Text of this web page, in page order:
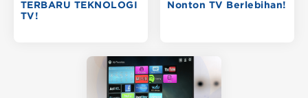
TERBARU TEKNOLOGI
TV!
Nonton TV Berlebihan!